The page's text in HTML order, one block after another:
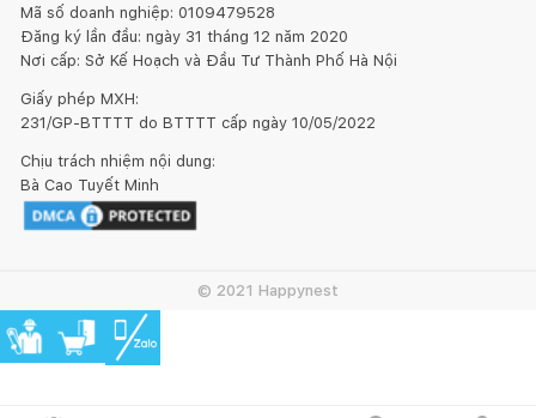
Mã số doanh nghiệp: 0109479528
Đăng ký lần đầu: ngày 31 tháng 12 năm 2020
Nơi cấp: Sở Kế Hoạch và Đầu Tư Thành Phố Hà Nội
Giấy phép MXH:
231/GP-BTTTT do BTTTT cấp ngày 10/05/2022
Chịu trách nhiệm nội dung:
Bà Cao Tuyết Minh
© 2021 Happynest